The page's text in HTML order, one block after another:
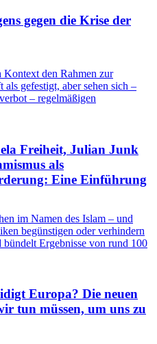
gegen die Krise der
Kontext den Rahmen zur
gefestigt, aber sehen sich –
– regelmäßigen
Freiheit, Julian Junk
als
Eine Einführung
im Namen des Islam – und
begünstigen oder verhindern
bündelt Ergebnisse von rund 100
Europa? Die neuen
tun müssen, um uns zu